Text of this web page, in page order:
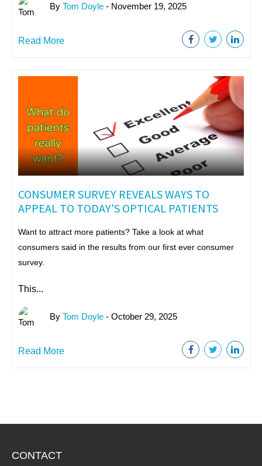
By Tom Doyle - November 19, 2025
Read More
CONSUMER SURVEY REVEALS WAYS TO
APPEAL TO TODAY'S OPTICAL PATIENTS
Want to attract more patients? Take a look at what
consumers said in the results from our first ever consumer
survey.
This...
By Tom Doyle - October 29, 2025
Read More
CONTACT